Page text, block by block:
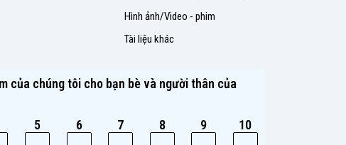
Hình ảnh/Video - phim
Tài liệu khác
của chúng tôi cho bạn bè và người thân của
5 6 7 8 9 10